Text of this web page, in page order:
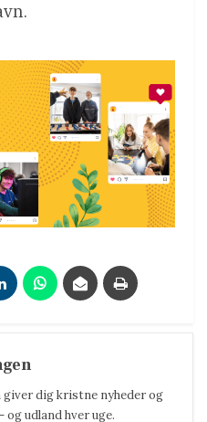
dig kristne nyheder og
udland hver uge.